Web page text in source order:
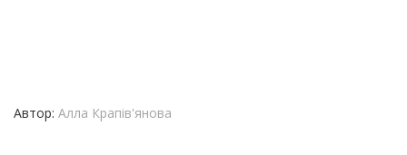
Автор: Алла Крапів'янова